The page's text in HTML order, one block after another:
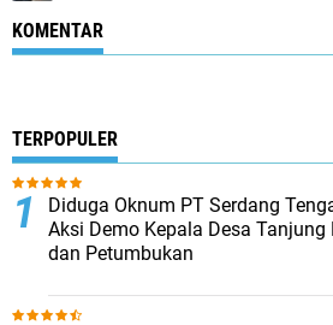
KOMENTAR
TERPOPULER
Diduga Oknum PT Serdang
Aksi Demo Kepala Desa Tanjung
dan Petumbukan